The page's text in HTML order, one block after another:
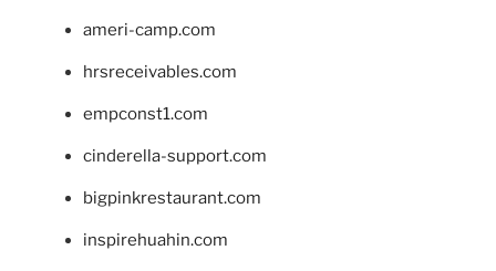
ameri-camp.com
hrsreceivables.com
empconst1.com
cinderella-support.com
bigpinkrestaurant.com
inspirehuahin.com